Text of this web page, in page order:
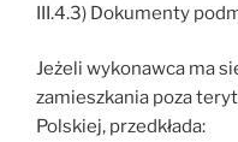
III.4.3) Dokumenty
Jeżeli wykonawca ma
zamieszkania poza
Polskiej, przedkłada: